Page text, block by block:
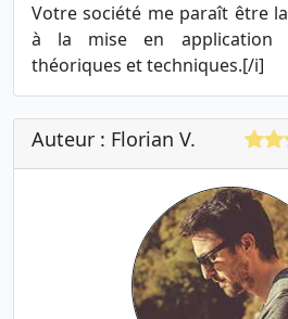
Votre société me paraît être
à la mise en application
théoriques et techniques.[/i]
Auteur : Florian V.